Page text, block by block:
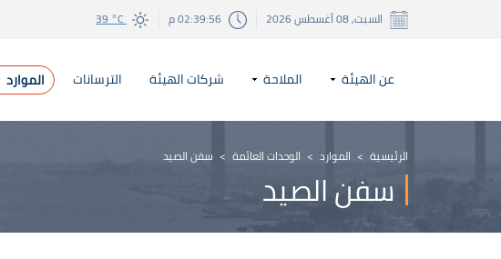
السبت, 08 أغسطس 2026 02:39:56 م 39 °C
عن الهيئة الملاحة شركات الهيئة الترسانات الموارد
الرئيسية > الموارد > الوحدات العائمة > سفن الصيد
سفن الصيد